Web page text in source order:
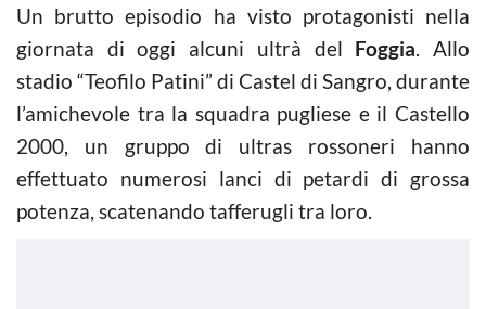
Un brutto episodio ha visto protagonisti nella
giornata di oggi alcuni ultrà del Foggia. Allo
stadio “Teofilo Patini” di Castel di Sangro, durante
l’amichevole tra la squadra pugliese e il Castello
2000, un gruppo di ultras rossoneri hanno
effettuato numerosi lanci di petardi di grossa
potenza, scatenando tafferugli tra loro.